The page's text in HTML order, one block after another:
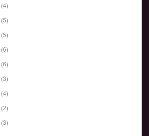
(4)
(5)
(5)
(6)
(6)
(3)
(4)
(2)
(3)